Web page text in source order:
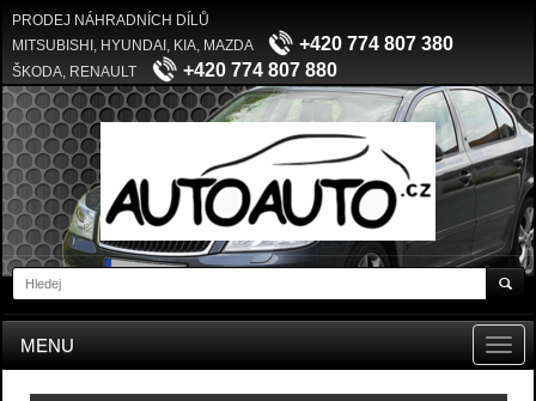
PRODEJ NÁHRADNÍCH DÍLŮ
MITSUBISHI, HYUNDAI, KIA, MAZDA
+420 774 807 380
ŠKODA, RENAULT +420 774 807 880
MENU